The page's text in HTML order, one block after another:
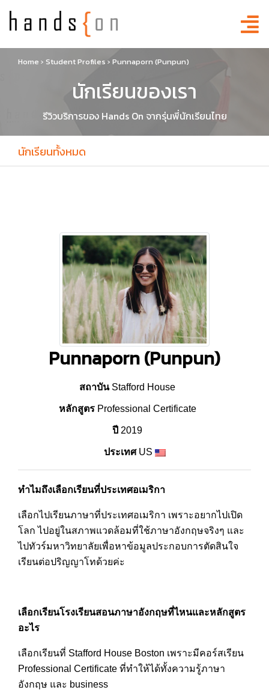
Home › Student Profiles › Punnaporn (Punpun)
นักเรียนของเรา
รีวิวบริการของ Hands On จากรุ่นพี่นักเรียนไทย
นักเรียนทั้งหมด
Punnaporn (Punpun)
สถาบันStafford House
หลักสูตรProfessional Certificate
ปี 2019
ประเทศUS
ทำไมถึงเลือกเรียนที่ประเทศอเมริกา
เลือกไปเรียนภาษาที่ประเทศอเมริกา เพราะอยากไปเปิด
โลก ไปอยู่ในสภาพแวดล้อมที่ใช้ภาษาอังกฤษจริงๆ และ
ไปทัวร์มหาวิทยาลัยเพื่อหาข้อมูลประกอบการตัดสินใจ
เรียนต่อปริญญาโทด้วยค่ะ
เลือกเรียนโรงเรียนสอนภาษาอังกฤษที่ไหนและหลักสูตร
อะไร
เลือกเรียนที่ Stafford House Boston เพราะมีคอร์สเรียน
Professional Certificate ที่ทำให้ได้ทั้งความรู้ภาษา
อังกฤษ และ business